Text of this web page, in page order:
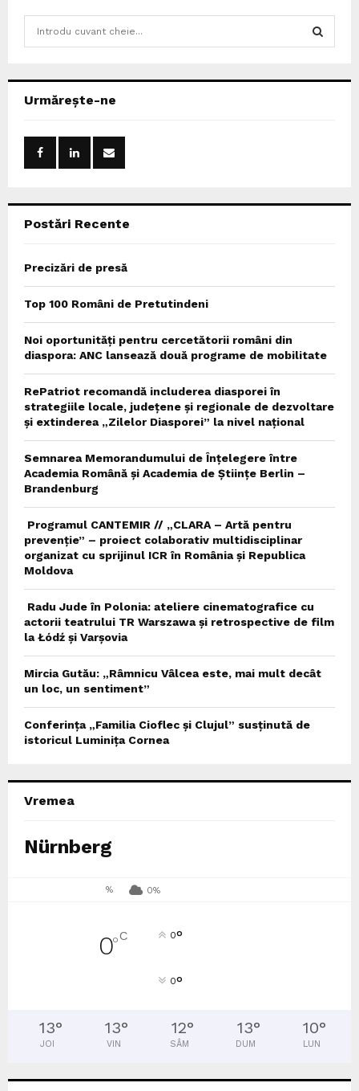
h
Urmărește-ne
Postări Recente
Precizări de presă
Top 100 Români de Pretutindeni
Noi oportunități pentru cercetătorii români din
diaspora: ANC lansează două programe de mobilitate
RePatriot recomandă includerea diasporei în
strategiile locale, județene și regionale de dezvoltare
și extinderea „Zilelor Diasporei” la nivel național
Semnarea Memorandumului de Înțelegere între
Academia Română și Academia de Științe Berlin –
Brandenburg
Programul CANTEMIR // „CLARA – Artă pentru
prevenție” – proiect colaborativ multidisciplinar
organizat cu sprijinul ICR în România și Republica
Moldova
Radu Jude în Polonia: ateliere cinematografice cu
actorii teatrului TR Warszawa și retrospective de film
la Łódź și Varșovia
Mircia Gutău: „Râmnicu Vâlcea este, mai mult decât
un loc, un sentiment”
Conferința „Familia Cioflec și Clujul” susținută de
istoricul Luminița Cornea
Vremea
Nürnberg
% 0%
0°C 0°
0°
13°
JOI
13°
VIN
12°
SÂM
13°
DUM
10°
LUN